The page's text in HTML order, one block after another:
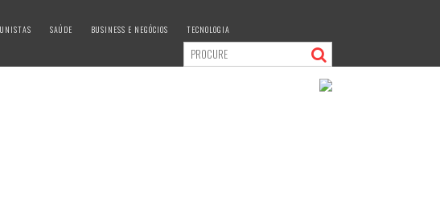
SAÚDE BUSINESS E NEGÓCIOS TECNOLOGIA